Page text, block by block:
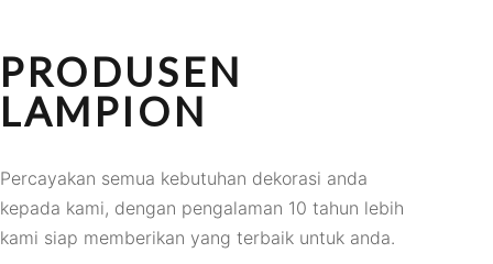
PRODUSEN
LAMPION
Percayakan semua kebutuhan dekorasi anda
kepada kami, dengan pengalaman 10 tahun lebih
kami siap memberikan yang terbaik untuk anda.